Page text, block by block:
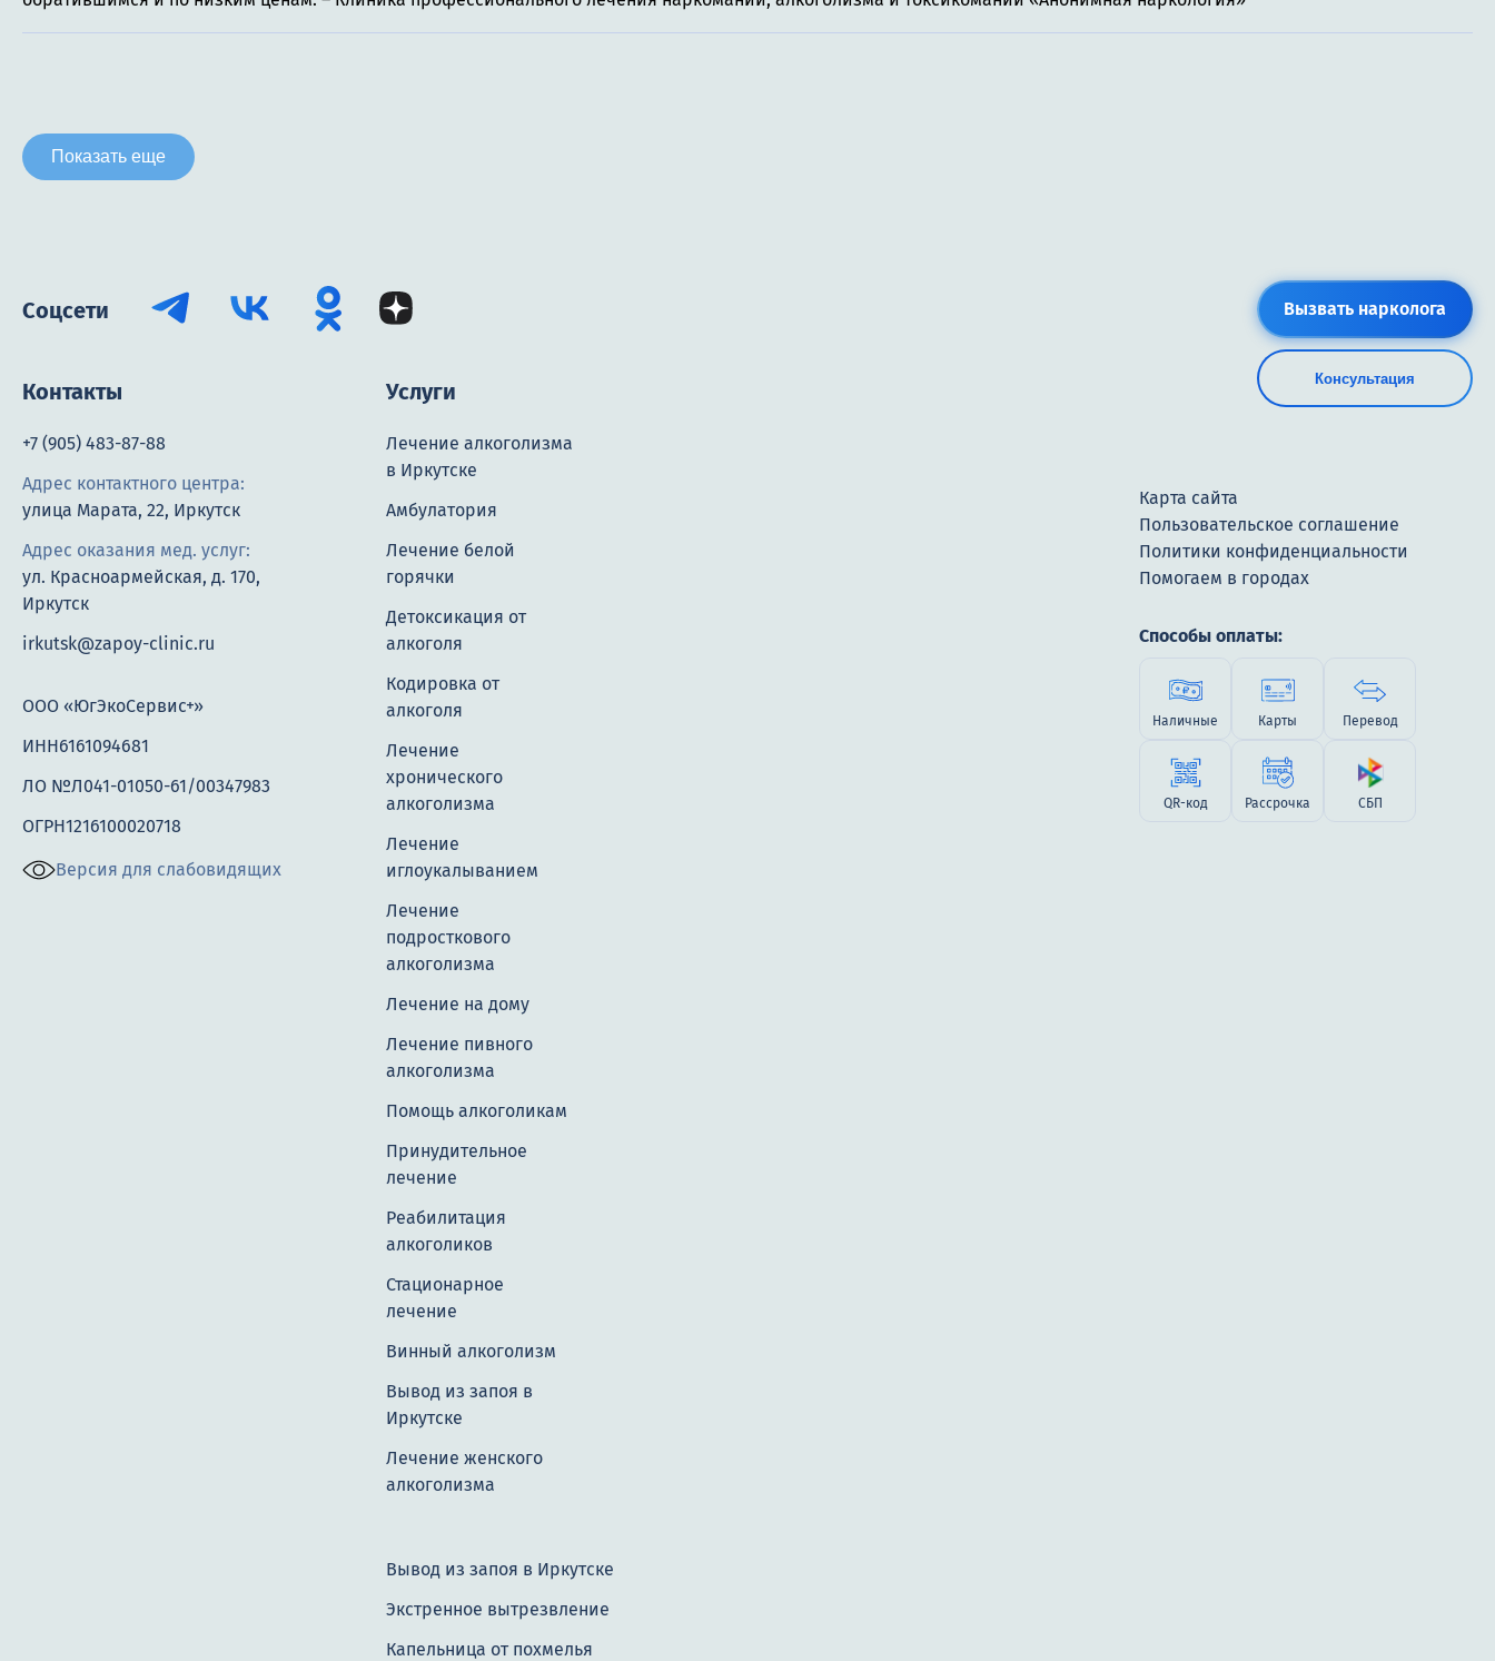
Показать еще
Соцсети Вызвать нарколога
Консультация
Карта сайта
Пользовательское соглашение
Политики конфиденциальности
Помогаем в городах
Способы оплаты:
Наличные Карты Перевод
QR-код Рассрочка СБП
Контакты
+7 (905) 483-87-88
Адрес контактного центра:
улица Марата, 22, Иркутск
Адрес оказания мед. услуг:
ул. Красноармейская, д. 170,
Иркутск
irkutsk@zapoy-clinic.ru
ООО «ЮгЭкоСервис+»
ИНН6161094681
ЛО №Л041-01050-61/00347983
ОГРН1216100020718
Версия для слабовидящих
Услуги
Лечение алкоголизма
в Иркутске
Амбулатория
Лечение белой
горячки
Детоксикация от
алкоголя
Кодировка от
алкоголя
Лечение
хронического
алкоголизма
Лечение
иглоукалыванием
Лечение
подросткового
алкоголизма
Лечение на дому
Лечение пивного
алкоголизма
Помощь алкоголикам
Принудительное
лечение
Реабилитация
алкоголиков
Стационарное
лечение
Винный алкоголизм
Вывод из запоя в
Иркутске
Лечение женского
алкоголизма
Вывод из запоя в Иркутске
Экстренное вытрезвление
Капельница от похмелья